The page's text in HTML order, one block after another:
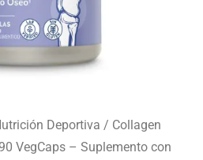
Deportiva / Collagen
VegCaps – Suplemento con